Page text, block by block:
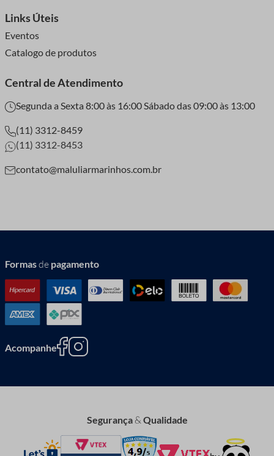
Links Úteis
Eventos
Catalogo de produtos
Central de Atendimento
Segunda a Sexta 8:00 às 16:00 Sábado das 09:00 às 13:00
(11) 3312-8459
(11) 3312-8453
contato@maluliarmarinhos.com.br
Formasde pagamento
Acompanhe
Segurança&Qualidade